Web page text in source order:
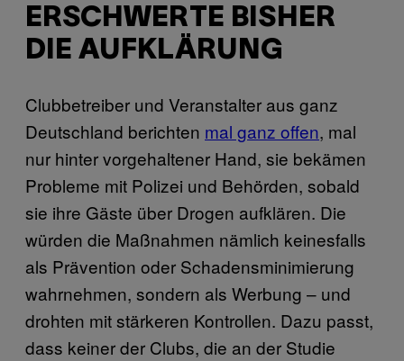
ERSCHWERTE BISHER
DIE AUFKLÄRUNG
Clubbetreiber und Veranstalter aus ganz
Deutschland berichten mal ganz offen, mal
nur hinter vorgehaltener Hand, sie bekämen
Probleme mit Polizei und Behörden, sobald
sie ihre Gäste über Drogen aufklären. Die
würden die Maßnahmen nämlich keinesfalls
als Prävention oder Schadensminimierung
wahrnehmen, sondern als Werbung – und
drohten mit stärkeren Kontrollen. Dazu passt,
dass keiner der Clubs, die an der Studie